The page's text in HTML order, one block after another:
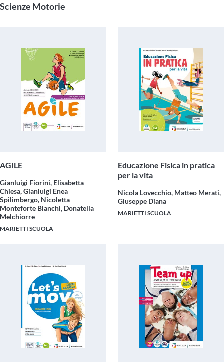
Scienze Motorie
AGILE
Gianluigi Fiorini, Elisabetta
Chiesa, Gianluigi Enea
Spilimbergo, Nicoletta
Monteforte Bianchi, Donatella
Melchiorre
MARIETTI SCUOLA
Educazione Fisica in pratica
per la vita
Nicola Lovecchio, Matteo Merati,
Giuseppe Diana
MARIETTI SCUOLA